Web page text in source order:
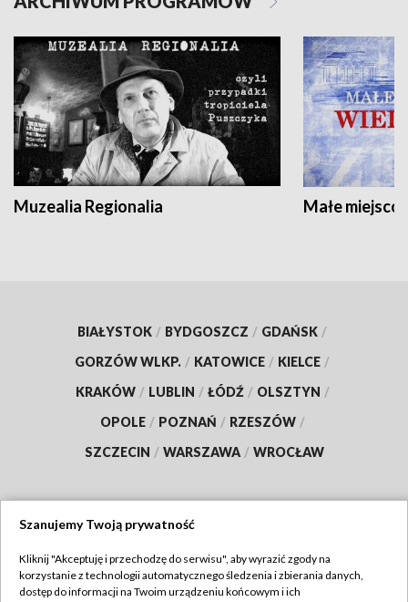
Muzealia Regionalia Małe
BIAŁYSTOK / BYDGOSZCZ / GDAŃSK /
GORZÓW WLKP. / KATOWICE / KIELCE /
KRAKÓW / LUBLIN / ŁÓDŹ / OLSZTYN /
OPOLE / POZNAŃ / RZESZÓW /
SZCZECIN / WARSZAWA / WROCŁAW
TVP
Szanujemy Twoją prywatność
Kliknij "Akceptuję i przechodzę do serwisu", aby wyrazić zgody na
korzystanie z technologii automatycznego śledzenia i zbierania danych,
dostęp do informacji na Twoim urządzeniu końcowym i ich